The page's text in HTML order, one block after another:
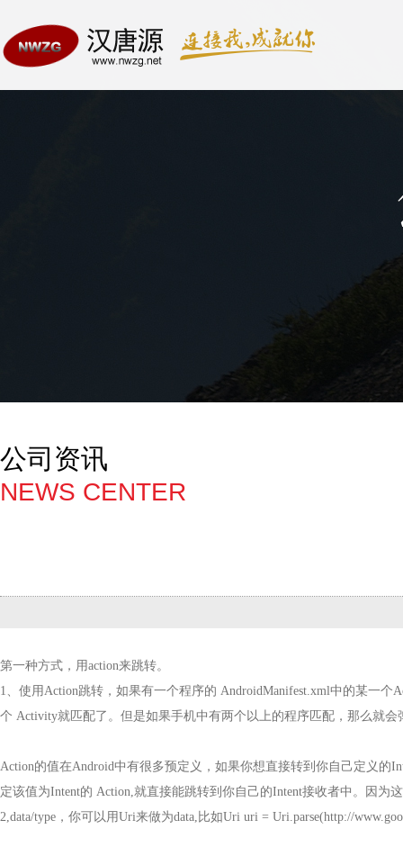
公司资讯
NEWS CENTER
第一种方式，用action来跳转。
1 、使用Action跳转，如果有一个程序的 AndroidManifest.xml中的某一个
个 Activity就匹配了。但是如果手机中有两个以上的程序匹配，那么就
Action的值在Android中有很多预定义，如果你想直接转到你自己定义的
定该值为Intent的 Action,就直接能跳转到你自己的Intent接收者中。因为
2,data/type ，你可以用Uri来做为data, 比如Uri uri = Uri.parse(http://